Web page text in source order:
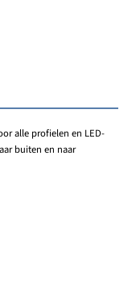
alle profielen en LED-
buiten en naar